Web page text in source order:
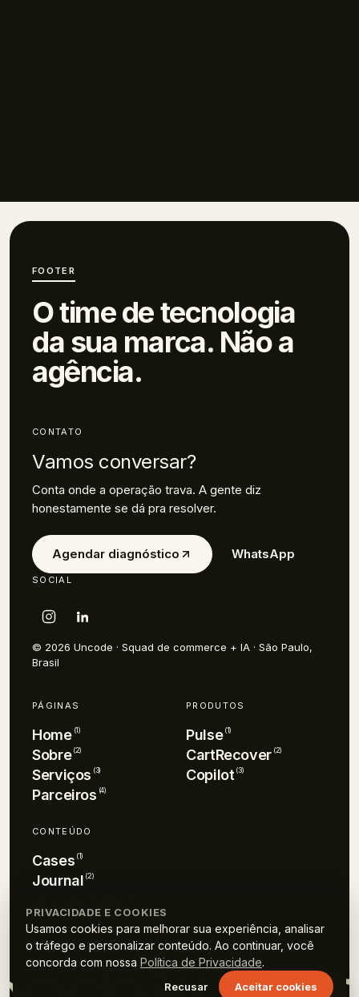
FOOTER
O time de tecnologia
da sua marca. Não a
agência.
CONTATO
Vamos conversar?
Conta onde a operação trava. A gente diz
honestamente se dá pra resolver.
Agendar diagnóstico WhatsApp
SOCIAL
© 2026 Uncode · Squad de commerce + IA · São Paulo,
Brasil
PÁGINAS
Home (1)
Sobre (2)
Serviços (3)
Parceiros (4)
PRODUTOS
Pulse (1)
CartRecover (2)
Copilot (3)
CONTEÚDO
Cases (1)
Journal (2)
PrivacidadeTermos
PRIVACIDADE E COOKIES
Usamos cookies para melhorar sua experiência, analisar
o tráfego e personalizar conteúdo. Ao continuar, você
concorda com nossa Política de Privacidade.
Recusar Aceitar cookies